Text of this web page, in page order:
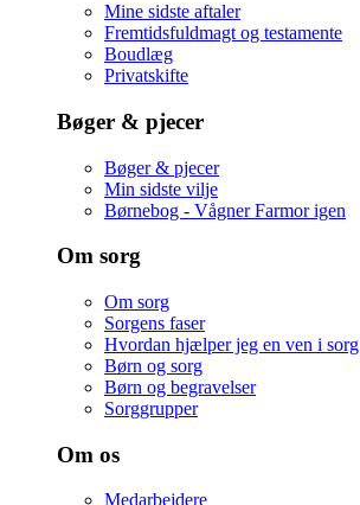
Mine sidste aftaler
Fremtidsfuldmagt og testamente
Boudlæg
Privatskifte
Bøger & pjecer
Bøger & pjecer
Min sidste vilje
Børnebog - Vågner Farmor igen
Om sorg
Om sorg
Sorgens faser
Hvordan hjælper jeg en ven i sorg
Børn og sorg
Børn og begravelser
Sorggrupper
Om os
Medarbejdere